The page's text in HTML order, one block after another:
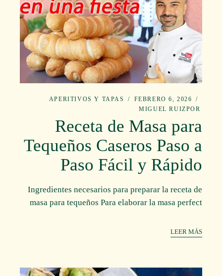
FEBRERO 6, 2026
APERITIVOS Y TAPAS
POR
MIGUEL RUIZ
Receta de Masa para
Tequeños Caseros Paso a
Paso Fácil y Rápido
Ingredientes necesarios para preparar la receta de
masa para tequeños Para elaborar la masa perfect
LEER MÁS